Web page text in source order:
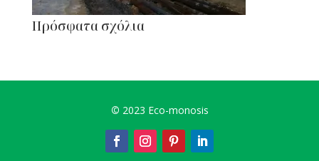
Πρόσφατα σχόλια
© 2023 Eco-monosis